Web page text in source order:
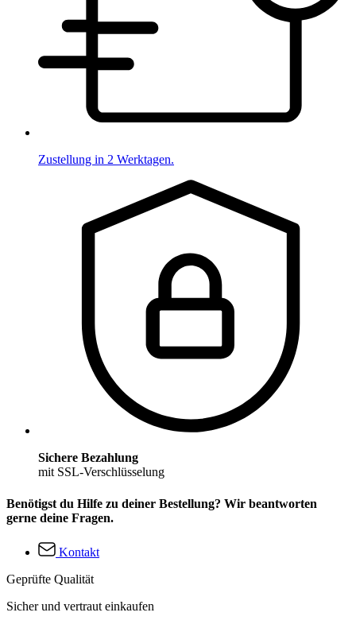
Zustellung in 2 Werktagen.
Sichere Bezahlung
mit SSL-Verschlüsselung
Benötigst du Hilfe zu deiner Bestellung? Wir beantworten
gerne deine Fragen.
Kontakt
Geprüfte Qualität
Sicher und vertraut einkaufen